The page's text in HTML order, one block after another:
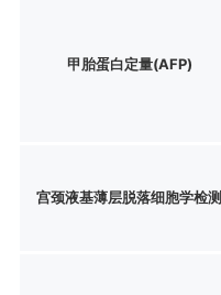
甲胎蛋白定量(AFP)
宫颈液基薄层脱落细胞学检测